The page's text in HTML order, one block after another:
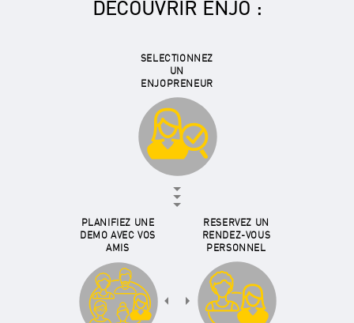
DECOUVRIR ENJO :
SELECTIONNEZ
UN
ENJOPRENEUR
PLANIFIEZ UNE
DEMO AVEC VOS
AMIS
RESERVEZ UN
RENDEZ-VOUS
PERSONNEL